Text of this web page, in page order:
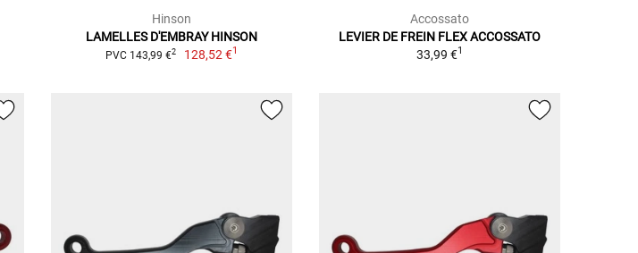
Hinson
LAMELLES D'EMBRAY HINSON
PVC 143,99 €2 128,52 €1
Accossato
LEVIER DE FREIN FLEX ACCOSSATO
33,99 €1